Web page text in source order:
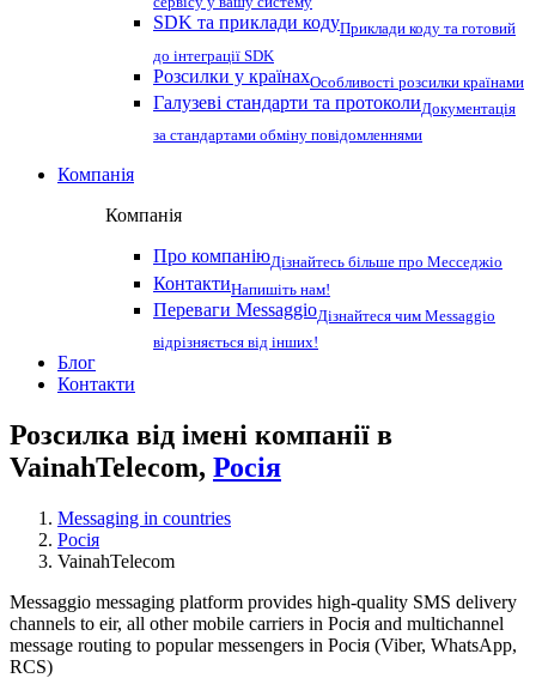
SDK та приклади кодуПриклади коду та готовий
до інтеграції SDK
Розсилки у країнахОсобливості розсилки країнами
Галузеві стандарти та протоколиДокументація
за стандартами обміну повідомленнями
Компанія
Компанія
Про компаніюДізнайтесь більше про Месседжіо
КонтактиНапишіть нам!
Переваги MessaggioДізнайтеся чим Messaggio
відрізняється від інших!
Блог
Контакти
Розсилка від імені компанії в
VainahTelecom, Росія
Messaging in countries
Росія
VainahTelecom
Messaggio messaging platform provides high-quality SMS delivery
channels to eir, all other mobile carriers in Росія and multichannel
message routing to popular messengers in Росія (Viber, WhatsApp,
RCS)